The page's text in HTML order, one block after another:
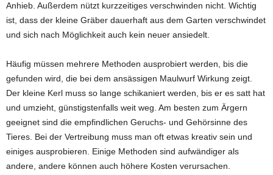
Anhieb. Außerdem nützt kurzzeitiges verschwinden nicht. Wichtig
ist, dass der kleine Gräber dauerhaft aus dem Garten verschwindet
und sich nach Möglichkeit auch kein neuer ansiedelt.
Häufig müssen mehrere Methoden ausprobiert werden, bis die
gefunden wird, die bei dem ansässigen Maulwurf Wirkung zeigt.
Der kleine Kerl muss so lange schikaniert werden, bis er es satt hat
und umzieht, günstigstenfalls weit weg. Am besten zum Ärgern
geeignet sind die empfindlichen Geruchs- und Gehörsinne des
Tieres. Bei der Vertreibung muss man oft etwas kreativ sein und
einiges ausprobieren. Einige Methoden sind aufwändiger als
andere, andere können auch höhere Kosten verursachen.